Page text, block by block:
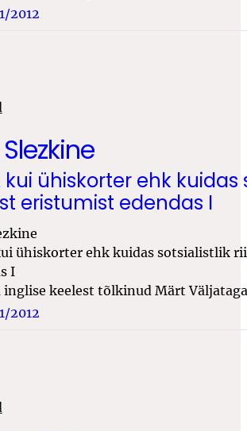
2012
kui ühiskorter ehk kuidas
eristumist edendas I
ühiskorter ehk kuidas sotsialistlik
I
inglise keelest tõlkinud Märt Väljataga
2012